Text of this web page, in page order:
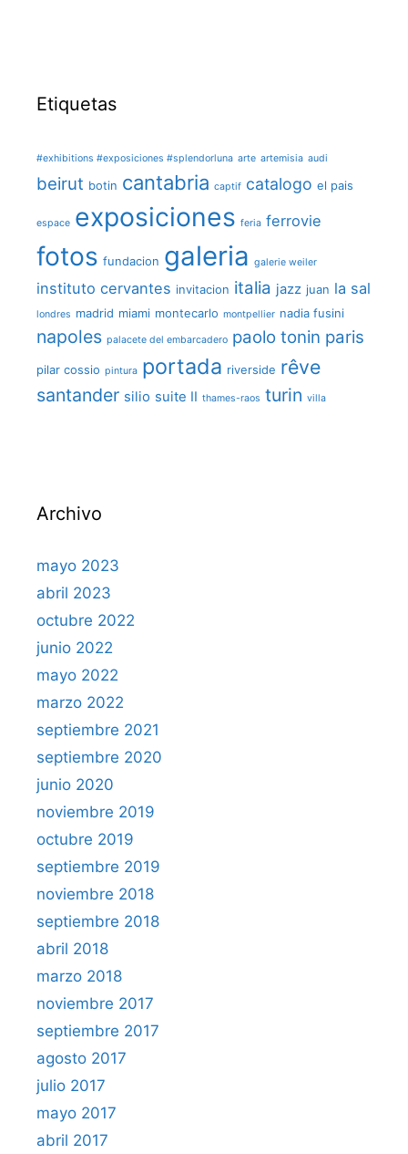
Etiquetas
#exhibitions #exposiciones #splendorluna arte artemisia audi
beirut botin cantabria captif catalogo el pais
espace exposiciones feria ferrovie
fotos fundacion galeria galerie weiler
instituto cervantes invitacion italia jazz juan la sal
londres madrid miami montecarlo montpellier nadia fusini
napoles palacete del embarcadero paolo tonin paris
pilar cossio pintura portada riverside rêve
santander silio suite II thames-raos turin villa
Archivo
mayo 2023
abril 2023
octubre 2022
junio 2022
mayo 2022
marzo 2022
septiembre 2021
septiembre 2020
junio 2020
noviembre 2019
octubre 2019
septiembre 2019
noviembre 2018
septiembre 2018
abril 2018
marzo 2018
noviembre 2017
septiembre 2017
agosto 2017
julio 2017
mayo 2017
abril 2017